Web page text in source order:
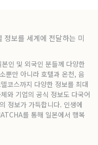
보를 세계에 전달하는 미
인 및 외국인 분들께 다양한
뿐만 아니라 호텔과 온천, 음
코스까지 다양한 정보를 최대
와 기업의 공식 정보도 다국어
정보가 가득합니다. 인생에
를 통해 일본에서 행복